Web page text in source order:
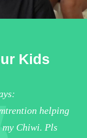
Kids
helping
my Chiwi. Pls